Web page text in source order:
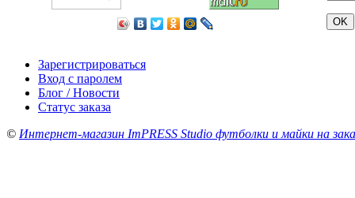
Зарегистрироваться
Вход с паролем
Блог / Новости
Статус заказа
© Интернет-магазин ImPRESS Studio футболки и майки на